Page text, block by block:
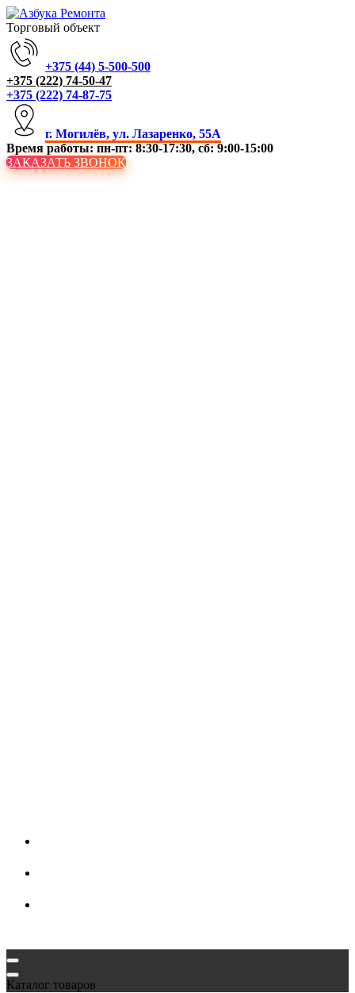
Торговый объект
+375 (44) 5-500-500
+375 (222) 74-50-47
+375 (222) 74-87-75
г. Могилёв, ул. Лазаренко, 55А
Время работы: пн-пт: 8:30-17:30, сб: 9:00-15:00
ЗАКАЗАТЬ ЗВОНОК
Каталог товаров